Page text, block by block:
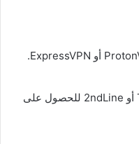
استخدم تطبيقات مثل TextNow أو 2ndLine للحصول على